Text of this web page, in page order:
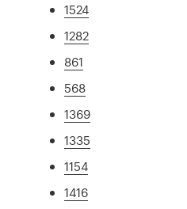
1524
1282
861
568
1369
1335
1154
1416